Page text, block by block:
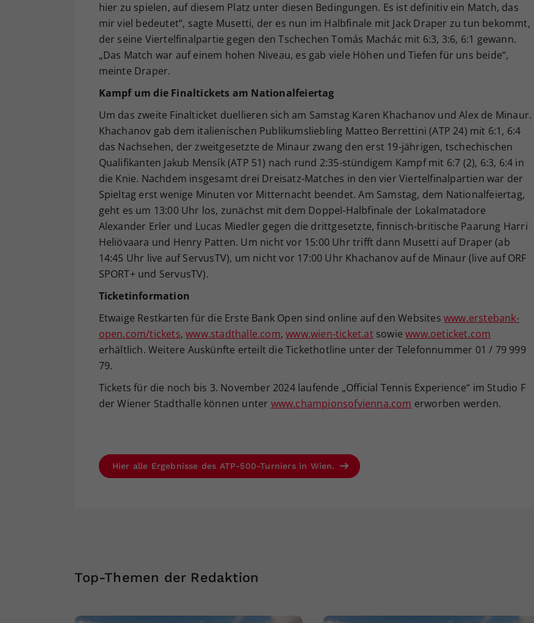
hier zu spielen, auf diesem Platz unter diesen Bedingungen. Es ist definitiv ein Match, das
mir viel bedeutet“, sagte Musetti, der es nun im Halbfinale mit Jack Draper zu tun bekommt,
der seine Viertelfinalpartie gegen den Tschechen Tomás Machác mit 6:3, 3:6, 6:1 gewann.
„Das Match war auf einem hohen Niveau, es gab viele Höhen und Tiefen für uns beide“,
meinte Draper.
Kampf um die Finaltickets am Nationalfeiertag
Um das zweite Finalticket duellieren sich am Samstag Karen Khachanov und Alex de Minaur.
Khachanov gab dem italienischen Publikumsliebling Matteo Berrettini (ATP 24) mit 6:1, 6:4
das Nachsehen, der zweitgesetzte de Minaur zwang den erst 19-jährigen, tschechischen
Qualifikanten Jakub Mensík (ATP 51) nach rund 2:35-stündigem Kampf mit 6:7 (2), 6:3, 6:4 in
die Knie. Nachdem insgesamt drei Dreisatz-Matches in den vier Viertelfinalpartien war der
Spieltag erst wenige Minuten vor Mitternacht beendet. Am Samstag, dem Nationalfeiertag,
geht es um 13:00 Uhr los, zunächst mit dem Doppel-Halbfinale der Lokalmatadore
Alexander Erler und Lucas Miedler gegen die drittgesetzte, finnisch-britische Paarung Harri
Heliövaara und Henry Patten. Um nicht vor 15:00 Uhr trifft dann Musetti auf Draper (ab
14:45 Uhr live auf ServusTV), um nicht vor 17:00 Uhr Khachanov auf de Minaur (live auf ORF
SPORT+ und ServusTV).
Ticketinformation
Etwaige Restkarten für die Erste Bank Open sind online auf den Websites www.erstebank-
open.com/tickets,www.stadthalle.com,www.wien-ticket.atsowiewww.oeticket.com
erhältlich. Weitere Auskünfte erteilt die Tickethotline unter der Telefonnummer 01 / 79 999
79.
Tickets für die noch bis 3. November 2024 laufende „Official Tennis Experience“ im Studio F
der Wiener Stadthalle können unter www.championsofvienna.com erworben werden.
Hier alle Ergebnisse des ATP-500-Turniers in Wien.
Top-Themen der Redaktion